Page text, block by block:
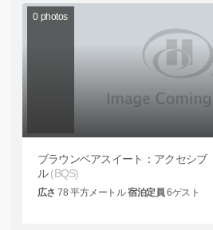
0 photos
ブラウンベアスイート：アクセシブ
ル (BQS)
広さ 78 平方メートル宿泊定員 6ゲスト